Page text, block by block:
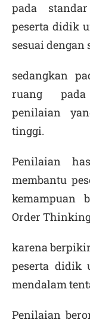
pada
peserta didik
sesuai
sedangkan
ruang pada
penilaian
tinggi.
Penilaian
membantu
kemampuan
Order
karena
peserta didik
mendalam
Penilaian